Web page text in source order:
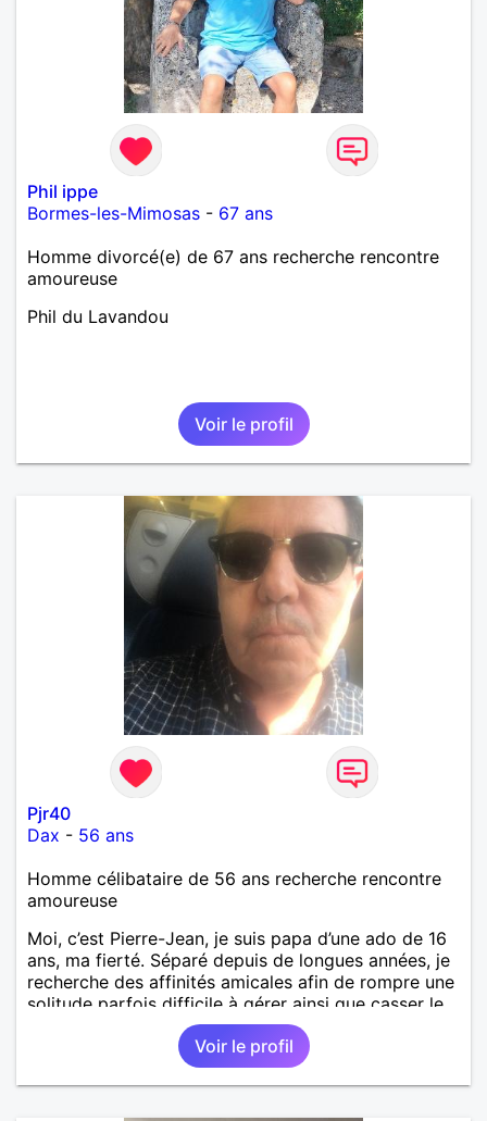
Phil ippe
Bormes-les-Mimosas - 67 ans
Homme divorcé(e) de 67 ans recherche rencontre
amoureuse
Phil du Lavandou
Voir le profil
Pjr40
Dax - 56 ans
Homme célibataire de 56 ans recherche rencontre
amoureuse
Moi, c’est Pierre-Jean, je suis papa d’une ado de 16
ans, ma fierté. Séparé depuis de longues années, je
recherche des affinités amicales afin de rompre une
solitude parfois difficile à gérer ainsi que casser le
vague à l’âme. L’amitié reste extrêmement
importante à mes yeux mais peut se décliner en des
sentiments plus puissants. « Le temps fera son
œuvre » disait Arthur Schopenhauer, philosophe
Voir le profil